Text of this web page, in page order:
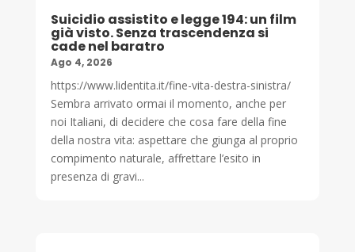
Suicidio assistito e legge 194: un film
già visto. Senza trascendenza si
cade nel baratro
Ago 4, 2026
https://www.lidentita.it/fine-vita-destra-sinistra/
Sembra arrivato ormai il momento, anche per
noi Italiani, di decidere che cosa fare della fine
della nostra vita: aspettare che giunga al proprio
compimento naturale, affrettare l’esito in
presenza di gravi...